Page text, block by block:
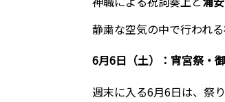
静粛な空気の中で行われ
6月6日（土）：宵宮祭・
週末に入る6月6日は、祭